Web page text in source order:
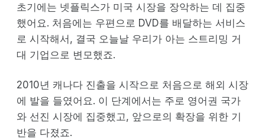
초기에는 넷플릭스가 미국 시장을 장악하는 데 집중
했어요. 처음에는 우편으로 DVD를 배달하는 서비스
로 시작해서, 결국 오늘날 우리가 아는 스트리밍 거
대 기업으로 변모했죠.
2010년 캐나다 진출을 시작으로 처음으로 해외 시장
에 발을 들였어요. 이 단계에서는 주로 영어권 국가
와 선진 시장에 집중했고, 앞으로의 확장을 위한 기
반을 다졌죠.